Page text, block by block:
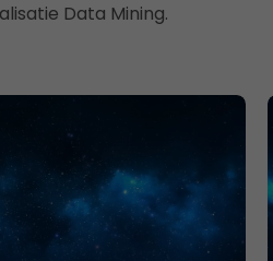
Data Mining.